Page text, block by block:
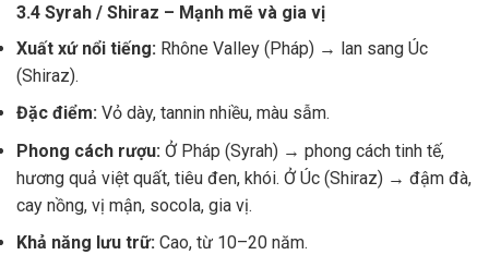
3.4 Syrah / Shiraz – Mạnh mẽ và gia vị
Xuất xứ nổi tiếng: Rhône Valley (Pháp) → lan sang Úc
(Shiraz).
Đặc điểm: Vỏ dày, tannin nhiều, màu sẫm.
Phong cách rượu: Ở Pháp (Syrah) → phong cách tinh tế,
hương quả việt quất, tiêu đen, khói. Ở Úc (Shiraz) → đậm đà,
cay nồng, vị mận, socola, gia vị.
Khả năng lưu trữ: Cao, từ 10–20 năm.